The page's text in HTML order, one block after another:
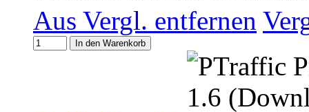
Aus Vergl. entfernen
In den Warenkorb